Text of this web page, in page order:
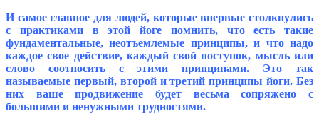
И самое главное для людей, которые впервые столкнулись
с практиками в этой йоге помнить, что есть такие
фундаментальные, неотъемлемые принципы, и что надо
каждое свое действие, каждый свой поступок, мысль или
слово соотносить с этими принципами. Это так
называемые первый, второй и третий принципы йоги. Без
них ваше продвижение будет весьма сопряжено с
большими и ненужными трудностями.